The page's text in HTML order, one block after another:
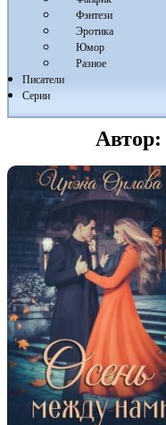
Фэнтези
Эротика
Юмор
Разное
Писатели
Серии
Автор: